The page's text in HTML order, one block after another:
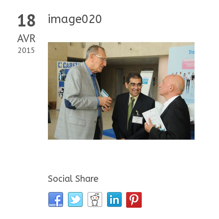
18
AVR
2015
image020
Social Share